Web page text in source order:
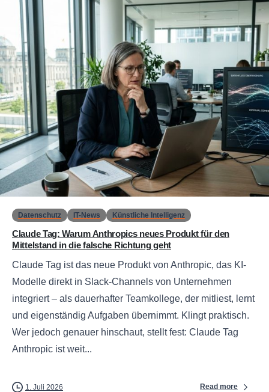
Datenschutz IT-News Künstliche Intelligenz
Claude Tag: Warum Anthropics neues Produkt für den
Mittelstand in die falsche Richtung geht
Claude Tag ist das neue Produkt von Anthropic, das KI-
Modelle direkt in Slack-Channels von Unternehmen
integriert – als dauerhafter Teamkollege, der mitliest, lernt
und eigenständig Aufgaben übernimmt. Klingt praktisch.
Wer jedoch genauer hinschaut, stellt fest: Claude Tag
Anthropic ist weit...
1. Juli 2026 Read more